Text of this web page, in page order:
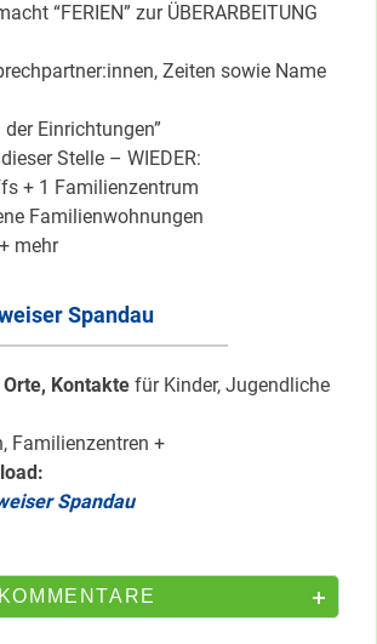
“FERIEN” zur ÜBERARBEITUNG
Zeiten sowie Name
Einrichtungen”
Stelle – WIEDER:
+ 1 Familienzentrum
Familienwohnungen
mehr
Spandau
Kontakte für Kinder, Jugendliche
Familienzentren +
Spandau